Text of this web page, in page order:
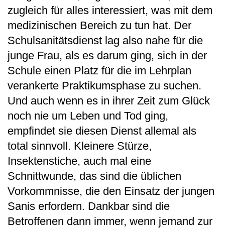
zugleich für alles interessiert, was mit dem
medizinischen Bereich zu tun hat. Der
Schulsanitätsdienst lag also nahe für die
junge Frau, als es darum ging, sich in der
Schule einen Platz für die im Lehrplan
verankerte Praktikumsphase zu suchen.
Und auch wenn es in ihrer Zeit zum Glück
noch nie um Leben und Tod ging,
empfindet sie diesen Dienst allemal als
total sinnvoll. Kleinere Stürze,
Insektenstiche, auch mal eine
Schnittwunde, das sind die üblichen
Vorkommnisse, die den Einsatz der jungen
Sanis erfordern. Dankbar sind die
Betroffenen dann immer, wenn jemand zur